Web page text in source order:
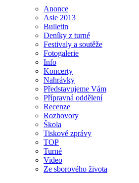
Anonce
Asie 2013
Bulletin
Deníky z turné
Festivaly a soutěže
Fotogalerie
Info
Koncerty
Nahrávky
Představujeme Vám
Přípravná oddělení
Recenze
Rozhovory
Škola
Tiskové zprávy
TOP
Turné
Video
Ze sborového života